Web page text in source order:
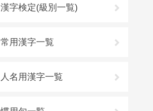
漢字検定(級別一覧)
常用漢字一覧
人名用漢字一覧